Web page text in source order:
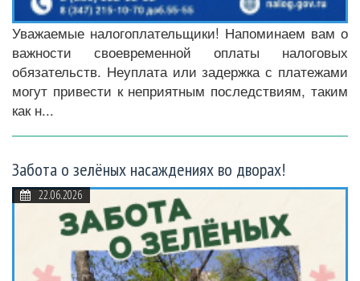
Уважаемые налогоплательщики! Напоминаем вам о
важности своевременной оплаты налоговых
обязательств. Неуплата или задержка с платежами
могут привести к неприятным последствиям, таким
как н...
Забота о зелёных насаждениях во дворах!
22.06.2026